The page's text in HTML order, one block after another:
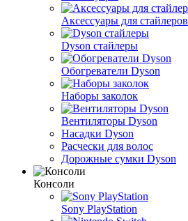
Аксессуары для стайлеров
Dyson стайлеры
Обогреватели Dyson
Наборы заколок
Вентиляторы Dyson
Насадки Dyson
Расчески для волос
Дорожные сумки Dyson
Консоли
Sony PlayStation